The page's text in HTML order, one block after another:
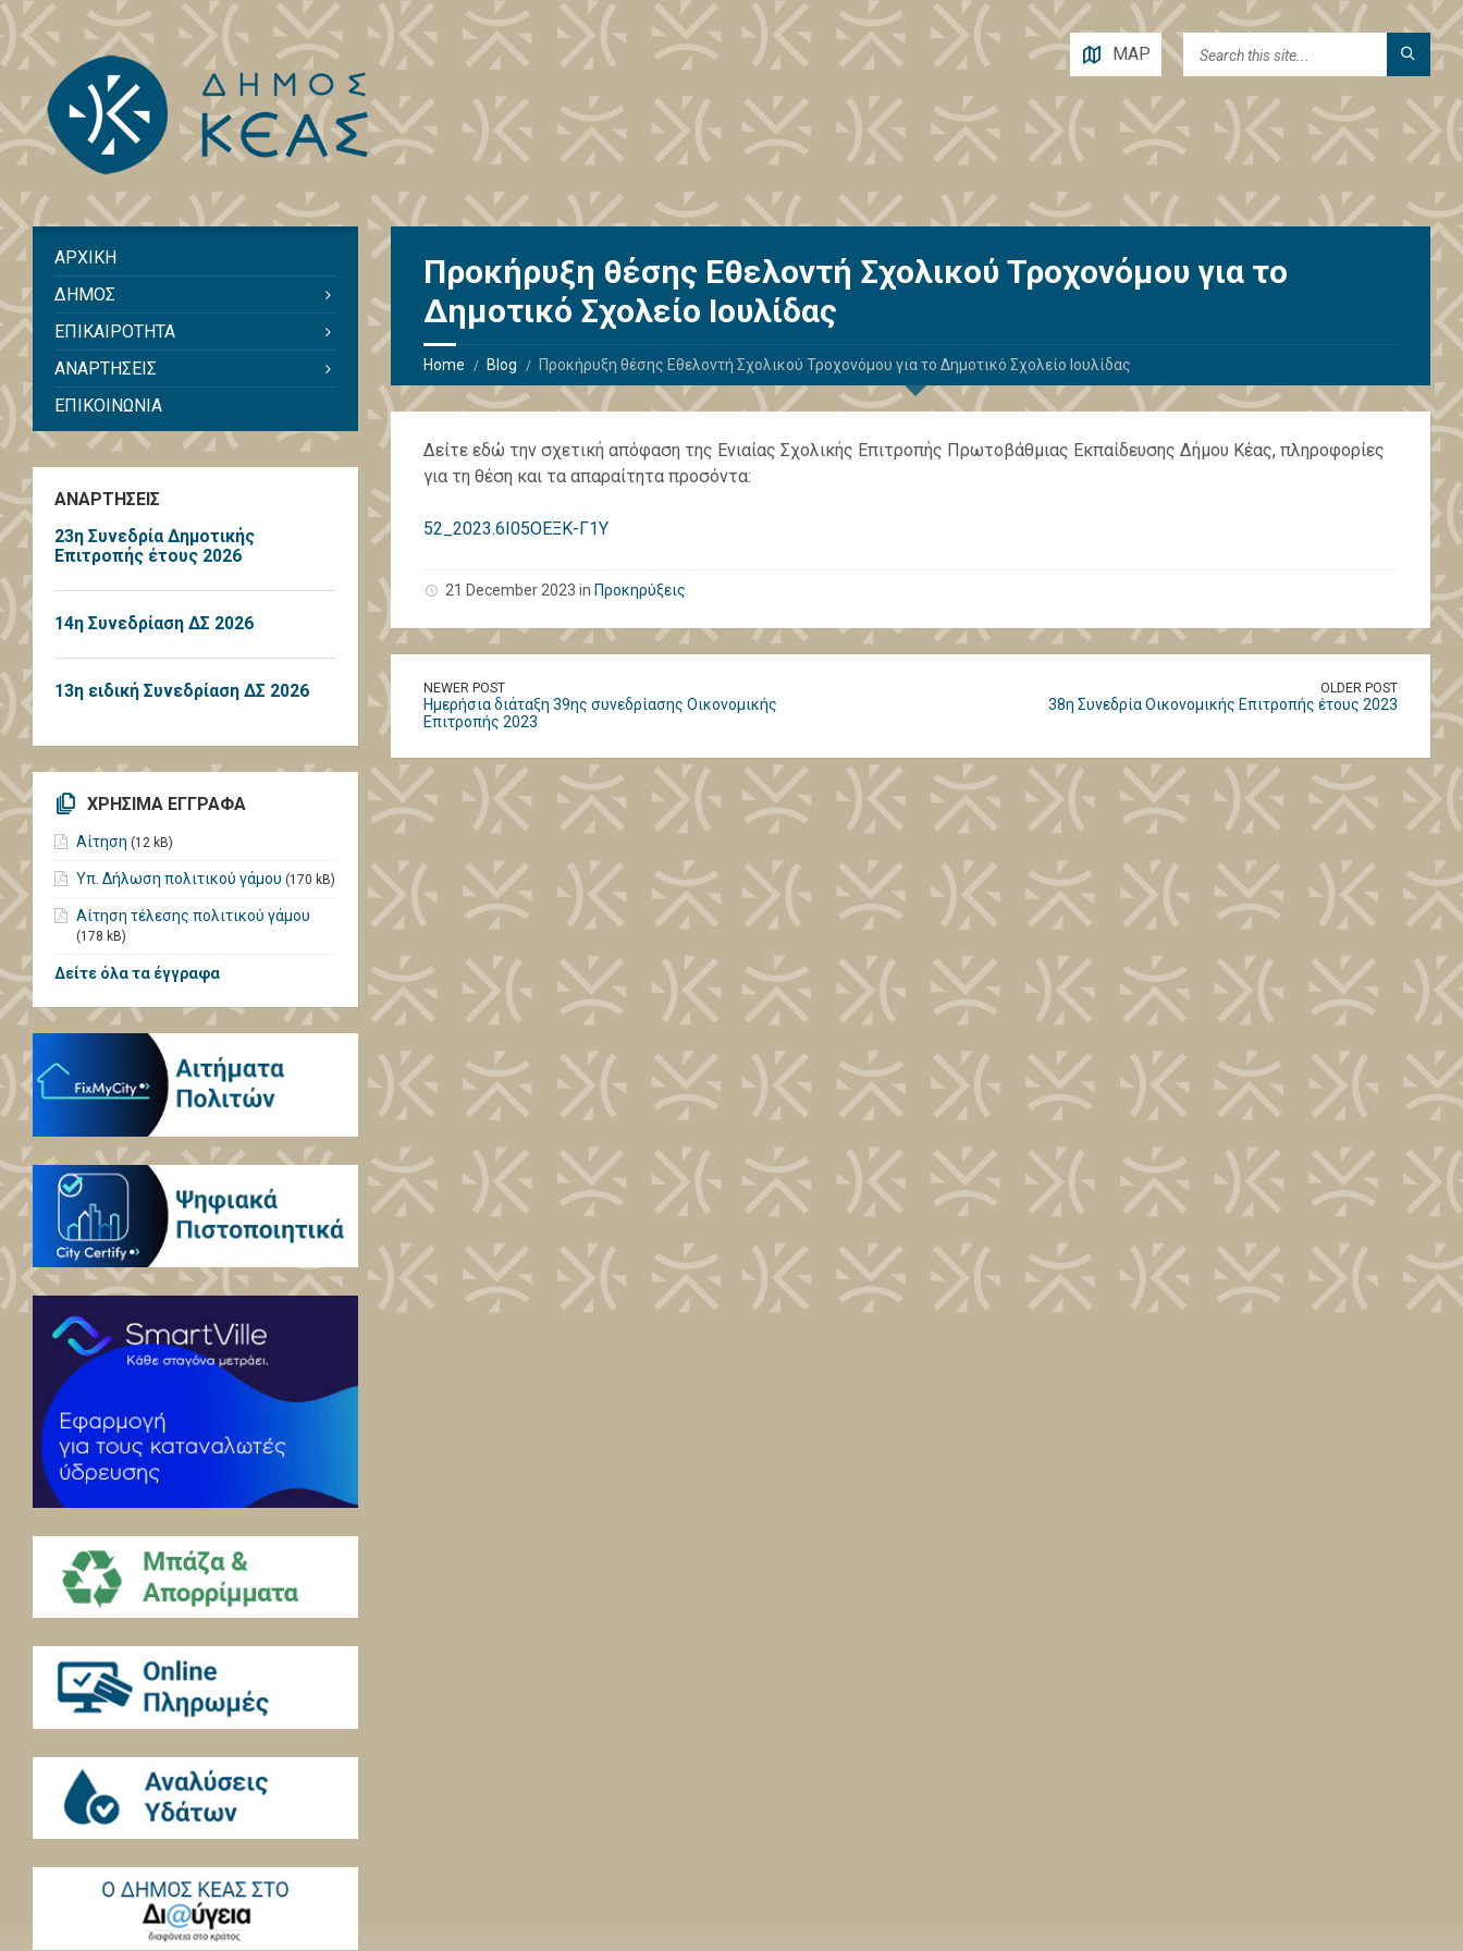
MAP
Προκήρυξη θέσης Εθελοντή Σχολικού Τροχονόμου για το
Δημοτικό Σχολείο Ιουλίδας
Home Blog Προκήρυξη θέσης Εθελοντή Σχολικού Τροχονόμου για το Δημοτικό Σχολείο Ιουλίδας
Δείτε εδώ την σχετική απόφαση της Ενιαίας Σχολικής Επιτροπής Πρωτοβάθμιας Εκπαίδευσης Δήμου Κέας, πληροφορίες
για τη θέση και τα απαραίτητα προσόντα:
52_2023.6Ι05ΟΕΞΚ-Γ1Υ
21 December 2023 in Προκηρύξεις
NEWER POST
Ημερήσια διάταξη 39ης συνεδρίασης Οικονομικής
Επιτροπής 2023
OLDER POST
38η Συνεδρία Οικονομικής Επιτροπής έτους 2023
ΑΡΧΙΚΗ
ΔΗΜΟΣ
ΕΠΙΚΑΙΡΟΤΗΤΑ
ΑΝΑΡΤΗΣΕΙΣ
ΕΠΙΚΟΙΝΩΝΙΑ
ΑΝΑΡΤΗΣΕΙΣ
23η Συνεδρία Δημοτικής
Επιτροπής έτους 2026
14η Συνεδρίαση ΔΣ 2026
13η ειδική Συνεδρίαση ΔΣ 2026
ΧΡΗΣΙΜΑ ΕΓΓΡΑΦΑ
Αίτηση (12 kB)
Υπ. Δήλωση πολιτικού γάμου (170 kB)
Αίτηση τέλεσης πολιτικού γάμου
(178 kB)
Δείτε όλα τα έγγραφα